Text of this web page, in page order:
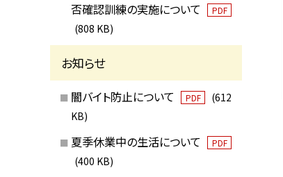
否確認訓練の実施について
PDF
(808 KB)
お知らせ
闇バイト防止について PDF
(612
KB)
夏季休業中の生活について PDF
(400 KB)